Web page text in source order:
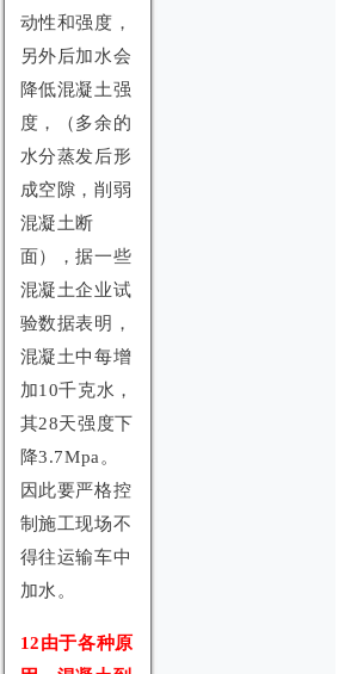
动性和强度，
另外后加水会
降低混凝土强
度，（多余的
水分蒸发后形
成空隙，削弱
混凝土断
面），据一些
混凝土企业试
验数据表明，
混凝土中每增
加10千克水，
其28天强度下
降3.7Mpa。
因此要严格控
制施工现场不
得往运输车中
加水。
12由于各种原